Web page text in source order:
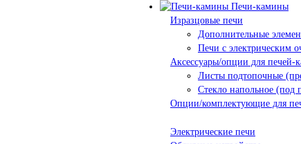
Печи-камины
Изразцовые печи
Дополнительные
Печи с электрическим
Аксессуары/опции для печей-
Листы подтопочные
Стекло напольное (под
Опции/комплектующие для
Электрические печи